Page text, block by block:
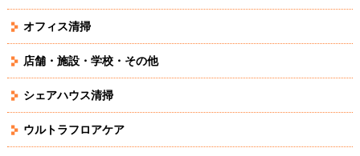
オフィス清掃
店舗・施設・学校・その他
シェアハウス清掃
ウルトラフロアケア